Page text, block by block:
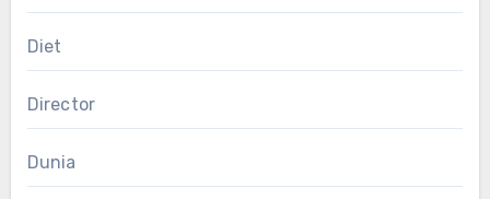
Diet
Director
Dunia